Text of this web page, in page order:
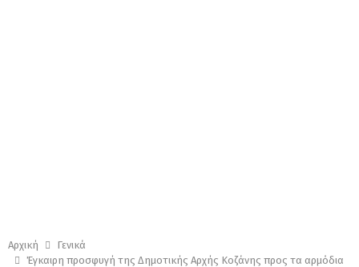
Αρχική
Γενικά
Έγκαιρη προσφυγή της Δημοτικής Αρχής Κοζάνης προς τα αρμόδια